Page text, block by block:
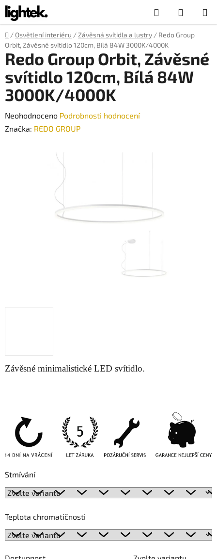
Přejít
na
obsah
Hledat
KOŠÍK
Domů
/ Osvětlení interiéru / Závěsná svítidla a lustry / Redo Group
Orbit, Závěsné svítidlo 120cm, Bílá 84W 3000K/4000K
Závěsné minimalistické LED svítidlo.
Stmívání
Teplota chromatičnosti
Redo Group Orbit, Závěsné
svítidlo 120cm, Bílá 84W
3000K/4000K
Průměrné
hodnocení
Neohodnoceno Podrobnosti hodnocení
Značka: REDO GROUP